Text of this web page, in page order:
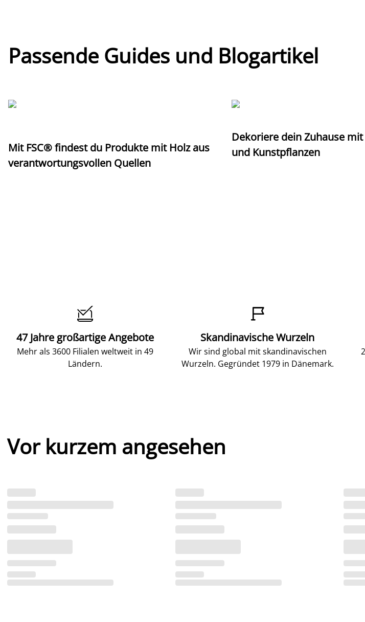
Passende Guides und Blogartikel
Mit FSC® findest du Produkte mit Holz aus
verantwortungsvollen Quellen
Dekoriere dein Zuhause
und Kunstpflanzen

47 Jahre großartige Angebote
Mehr als 3600 Filialen weltweit in 49
Ländern.

Skandinavische Wurzeln
Wir sind global mit skandinavischen
Wurzeln. Gegründet 1979 in Dänemark.
Vor kurzem angesehen